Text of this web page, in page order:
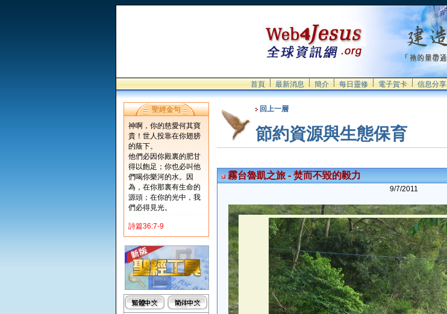
首頁 最新消息 簡介 每日靈修 電子賀卡 信息分享
聖經金句
神啊，你的慈愛何其寶
貴！世人投靠在你翅膀
的蔭下。
他們必因你殿裏的肥甘
得以飽足；你也必叫他
們喝你樂河的水。因
為，在你那裏有生命的
源頭；在你的光中，我
們必得見光。
詩篇36:7-9
回上一層
節約資源與生態保育
霧台魯凱之旅 - 焚而不毀的毅力
9/7/2011